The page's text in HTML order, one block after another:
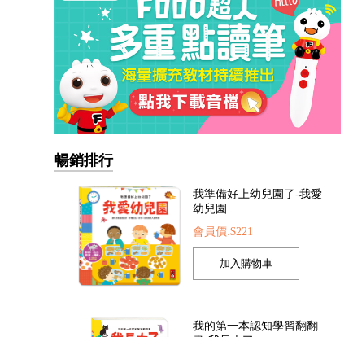
暢銷排行
我準備好上幼兒園了-我愛
幼兒園
會員價:$221
我的第一本認知學習翻翻
書-我長大了
會員價:$221
FOOD超人手指點讀-生活